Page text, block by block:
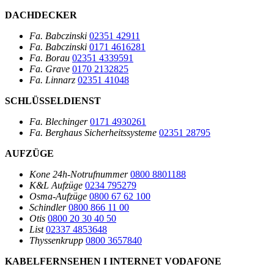
DACHDECKER
Fa. Babczinski 02351 42911
Fa. Babczinski 0171 4616281
Fa. Borau 02351 4339591
Fa. Grave 0170 2132825
Fa. Linnarz 02351 41048
SCHLÜSSELDIENST
Fa. Blechinger 0171 4930261
Fa. Berghaus Sicherheitssysteme 02351 28795
AUFZÜGE
Kone 24h-Notrufnummer 0800 8801188
K&L Aufzüge 0234 795279
Osma-Aufzüge 0800 67 62 100
Schindler 0800 866 11 00
Otis 0800 20 30 40 50
List 02337 4853648
Thyssenkrupp 0800 3657840
KABELFERNSEHEN I INTERNET VODAFONE